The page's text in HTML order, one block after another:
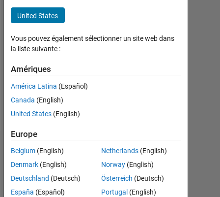
Followers:
Following:
Follow
Message
Tableau de bord
Statistiques
MATLAB Answers
United States
Vous pouvez également sélectionner un site web dans
la liste suivante :
Amériques
América Latina (Español)
Canada (English)
United States (English)
Europe
Belgium (English)
Denmark (English)
Deutschland (Deutsch)
España (Español)
Netherlands(English)
Norway(English)
Österreich (Deutsch)
Portugal (English)